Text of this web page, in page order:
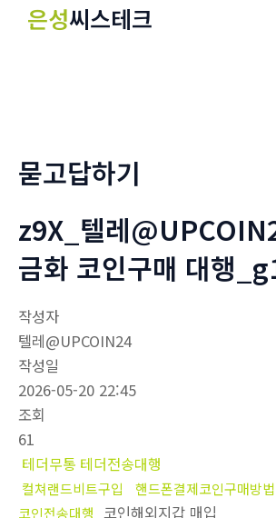
은성씨스테크
묻고답하기
z9X_텔레
금화 코인구매 대행
작성자
텔레@UPCOIN24
작성일
2026-05-20 22:45
조회
61
테더무통 테더전송대행
컬쳐랜드비트구입 핸드폰결제코인구매방법
코인전송대행 코인해외지갑 매입